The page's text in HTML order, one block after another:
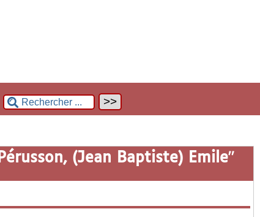
Pérusson, (Jean Baptiste) Emile"